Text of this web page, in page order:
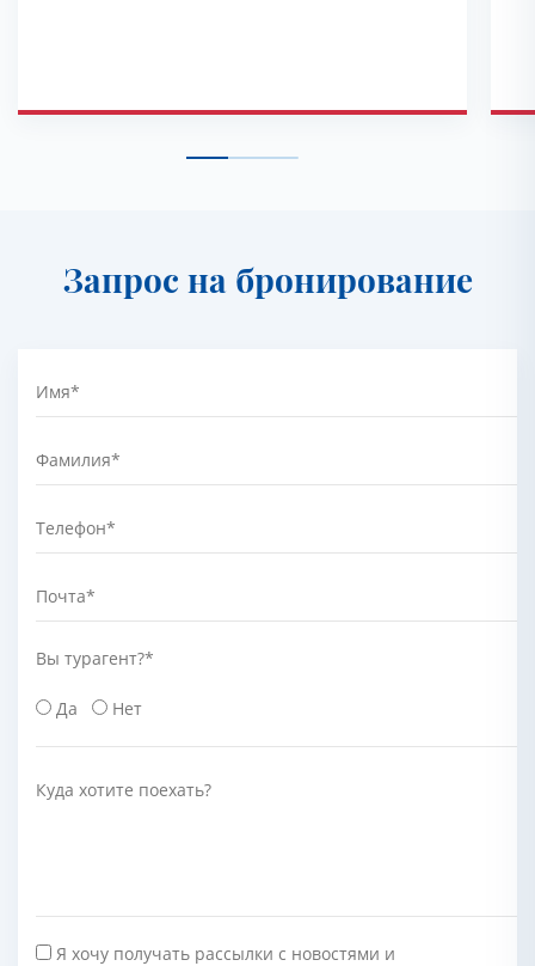
Запрос на бронирование
Имя*
Фамилия*
Телефон*
Почта*
Вы турагент?*
Да Нет
Куда хотите поехать?
Я хочу получать рассылки с новостями и